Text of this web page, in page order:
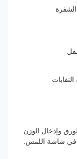
الوزن
اللمس.